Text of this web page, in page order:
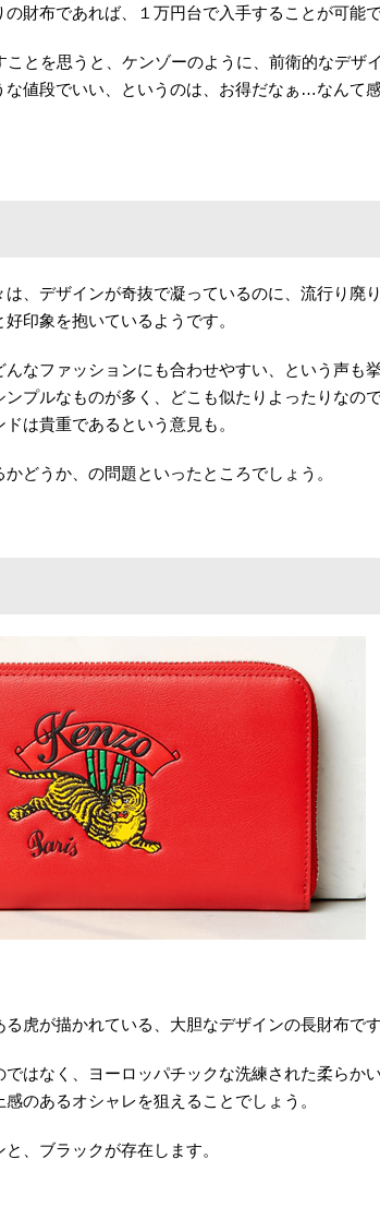
財布であれば、１万円台で入手することが可能で
とを思うと、ケンゾーのように、前衛的なデザ
な値段でいい、というのは、お得だなぁ…なんて
、デザインが奇抜で凝っているのに、流行り廃
印象を抱いているようです。
なファッションにも合わせやすい、という声も
プルなものが多く、どこも似たりよったりなの
は貴重であるという意見も。
どうか、の問題といったところでしょう。
虎が描かれている、大胆なデザインの長財布です
はなく、ヨーロッパチックな洗練された柔らか
のあるオシャレを狙えることでしょう。
、ブラックが存在します。